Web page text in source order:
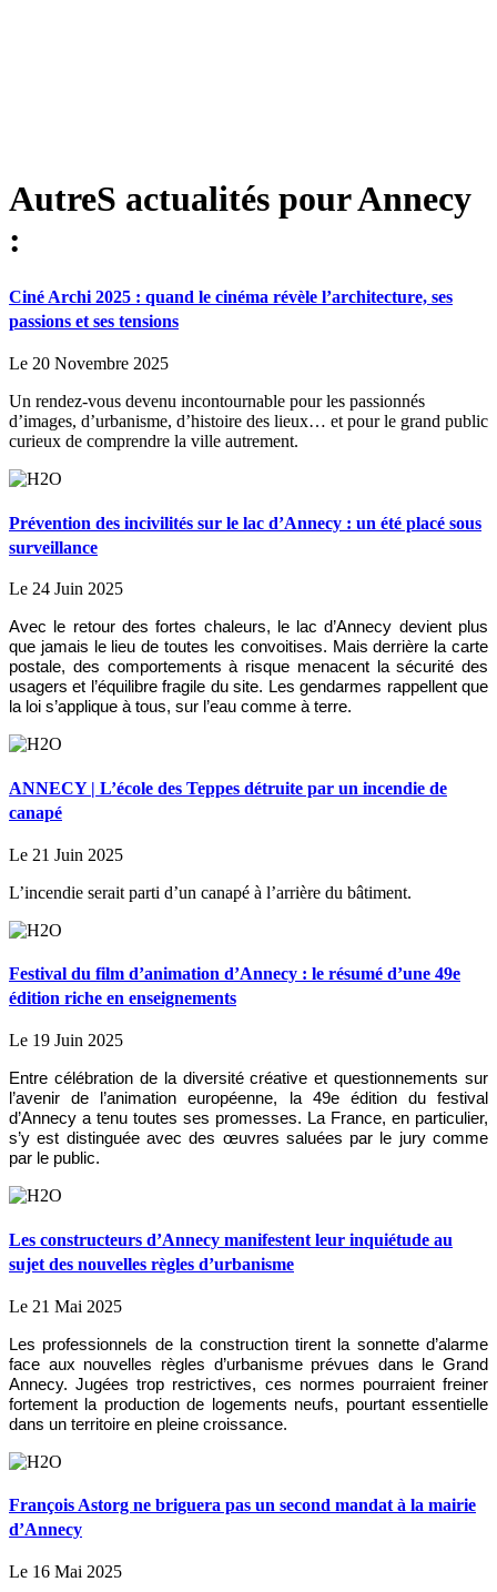
AutreS actualités pour Annecy
:
Ciné Archi 2025 : quand le cinéma révèle l’architecture, ses
passions et ses tensions
Le 20 Novembre 2025
Un rendez-vous devenu incontournable pour les passionnés
d’images, d’urbanisme, d’histoire des lieux… et pour le grand public
curieux de comprendre la ville autrement.
Prévention des incivilités sur le lac d’Annecy : un été placé sous
surveillance
Le 24 Juin 2025
Avec le retour des fortes chaleurs, le lac d’Annecy devient plus
que jamais le lieu de toutes les convoitises. Mais derrière la carte
postale, des comportements à risque menacent la sécurité des
usagers et l’équilibre fragile du site. Les gendarmes rappellent que
la loi s’applique à tous, sur l’eau comme à terre.
ANNECY | L’école des Teppes détruite par un incendie de
canapé
Le 21 Juin 2025
L’incendie serait parti d’un canapé à l’arrière du bâtiment.
Festival du film d’animation d’Annecy : le résumé d’une 49e
édition riche en enseignements
Le 19 Juin 2025
Entre célébration de la diversité créative et questionnements sur
l’avenir de l’animation européenne, la 49e édition du festival
d’Annecy a tenu toutes ses promesses. La France, en particulier,
s’y est distinguée avec des œuvres saluées par le jury comme
par le public.
Les constructeurs d’Annecy manifestent leur inquiétude au
sujet des nouvelles règles d’urbanisme
Le 21 Mai 2025
Les professionnels de la construction tirent la sonnette d’alarme
face aux nouvelles règles d’urbanisme prévues dans le Grand
Annecy. Jugées trop restrictives, ces normes pourraient freiner
fortement la production de logements neufs, pourtant essentielle
dans un territoire en pleine croissance.
François Astorg ne briguera pas un second mandat à la mairie
d’Annecy
Le 16 Mai 2025